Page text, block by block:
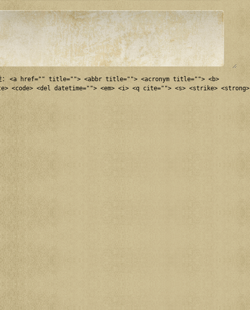
<a href="" title=""> <abbr title=""> <acronym title=""> <b>
<code> <del datetime=""> <em> <i> <q cite=""> <s> <strike> <strong>